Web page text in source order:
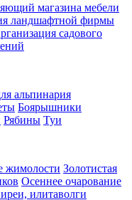
магазина мебели
ландшафтной фирмы
садового
альпинария
Боярышники
Рябины Туи
жимолости Золотистая
Осеннее очарование
илитаволги